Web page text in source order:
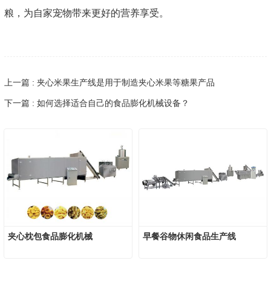
粮，为自家宠物带来更好的营养享受。
上一篇 : 夹心米果生产线是用于制造夹心米果等糖果产品
下一篇 : 如何选择适合自己的食品膨化机械设备？
夹心枕包食品膨化机械 早餐谷物休闲食品生产线